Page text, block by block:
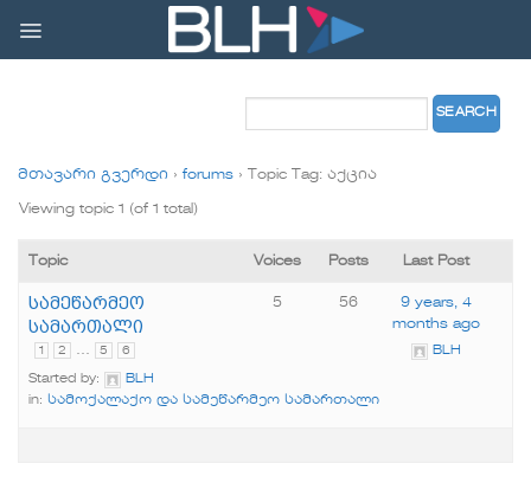
content
მთავარი გვერდი › forums › Topic Tag: აქცია
Viewing topic 1 (of 1 total)
Topic Voices Posts Last Post
სამეწარმეო
სამართალი
1 2 … 5 6
Started by:
BLH
in: სამოქალაქო და სამეწარმეო სამართალი
5 56
9 years, 4
months ago
BLH